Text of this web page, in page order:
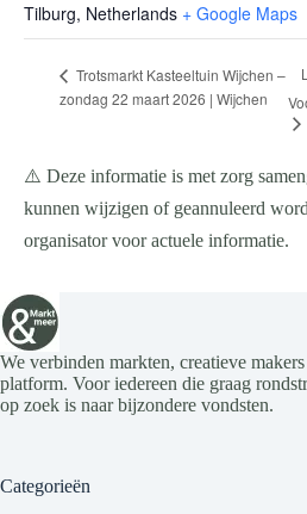
Tilburg, Netherlands + Google Maps
Trotsmarkt Kasteeltuin Wijchen –
zondag 22 maart 2026 | Wijchen
⚠️ Deze informatie is met zorg
kunnen wijzigen of geannuleerd
organisator voor actuele informatie.
We verbinden markten, creatieve
platform. Voor iedereen die graag
op zoek is naar bijzondere vondsten.
Categorieën